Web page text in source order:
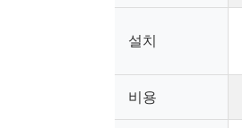
설치
비용